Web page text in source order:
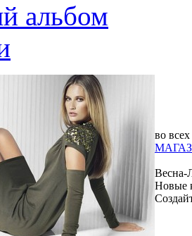
альбом
во всех
Весна-
Новые